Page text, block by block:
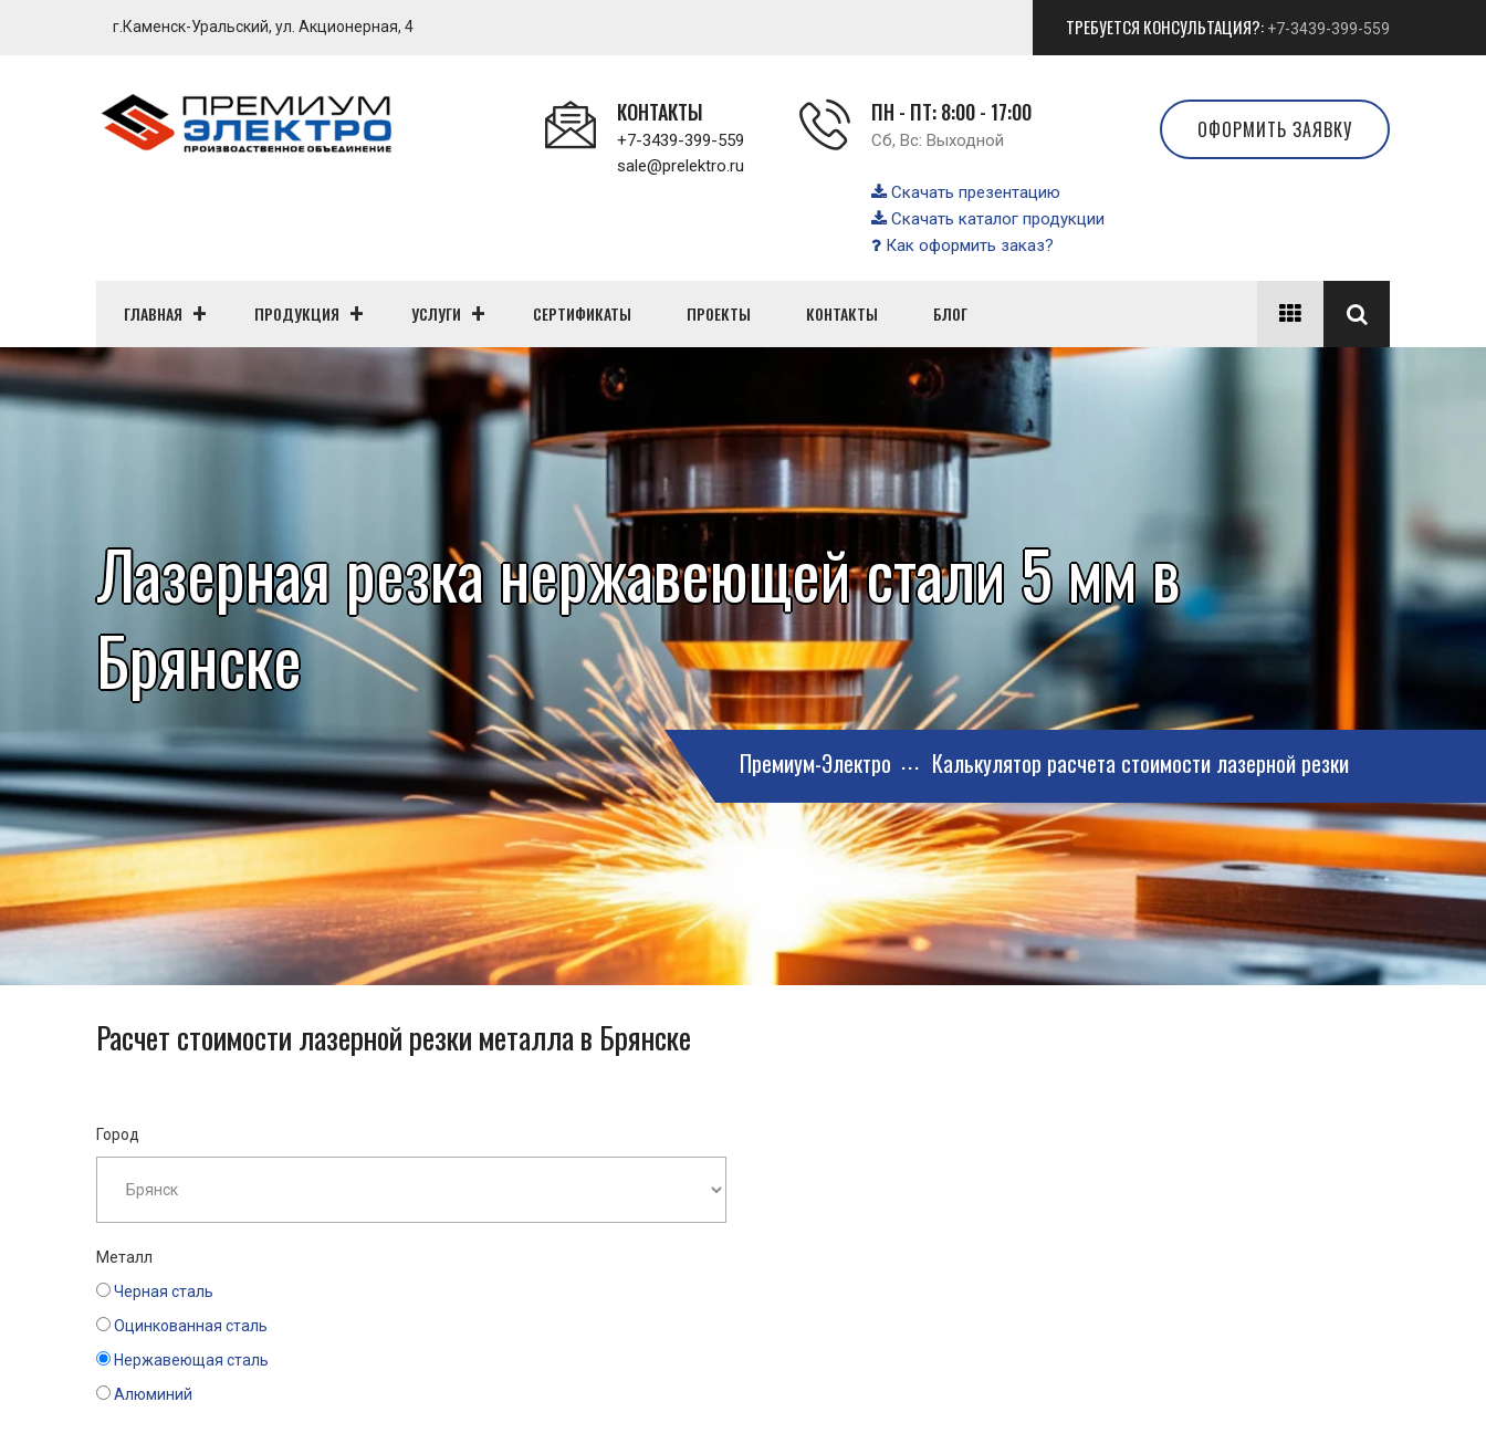
г.Каменск-Уральский, ул. Акционерная, 4 ТРЕБУЕТСЯ КОНСУЛЬТАЦИЯ?: +7-3439-399-559
КОНТАКТЫ
+7-3439-399-559
sale@prelektro.ru
ПН - ПТ: 8:00 - 17:00
Сб, Вс: Выходной
Скачать презентацию
Скачать каталог продукции
Как оформить заказ?
ОФОРМИТЬ ЗАЯВКУ
ГЛАВНАЯ ПРОДУКЦИЯ УСЛУГИ СЕРТИФИКАТЫ ПРОЕКТЫ КОНТАКТЫ БЛОГ
Лазерная резка нержавеющей стали 5 мм в
Брянске
Премиум-Электро Калькулятор расчета стоимости лазерной резки
Расчет стоимости лазерной резки металла в Брянске
Город
Металл
Черная сталь
Оцинкованная сталь
Нержавеющая сталь
Алюминий